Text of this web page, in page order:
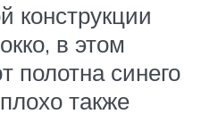
конструкции
в этом
полотна синего
также